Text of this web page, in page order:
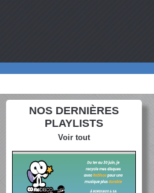
NOS DERNIÈRES
PLAYLISTS
Voir tout